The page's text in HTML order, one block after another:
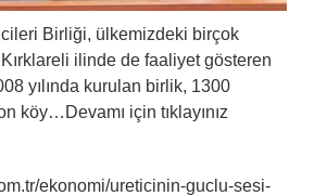
Birliği, ülkemizdeki birçok
ilinde de faaliyet gösteren
yılında kurulan birlik, 1300
köy…Devamı için tıklayınız
ekonomi/ureticinin-guclu-sesi-